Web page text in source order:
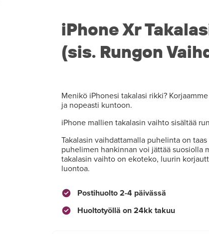
iPhone Xr
(sis. Rungon
Menikö iPhonesi takalasi rikki?
ja nopeasti kuntoon.
iPhone mallien takalasin vaihto sisältää
Takalasin vaihdattamalla puhelinta on
puhelimen hankinnan voi jättää suosiolla
takalasin vaihto on ekoteko, luurin
luontoa.
Postihuolto 2-4 päivässä
Huoltotyöllä on 24kk takuu